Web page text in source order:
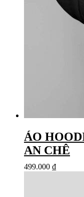
ÁO
AN CHÊ
499.000 ₫